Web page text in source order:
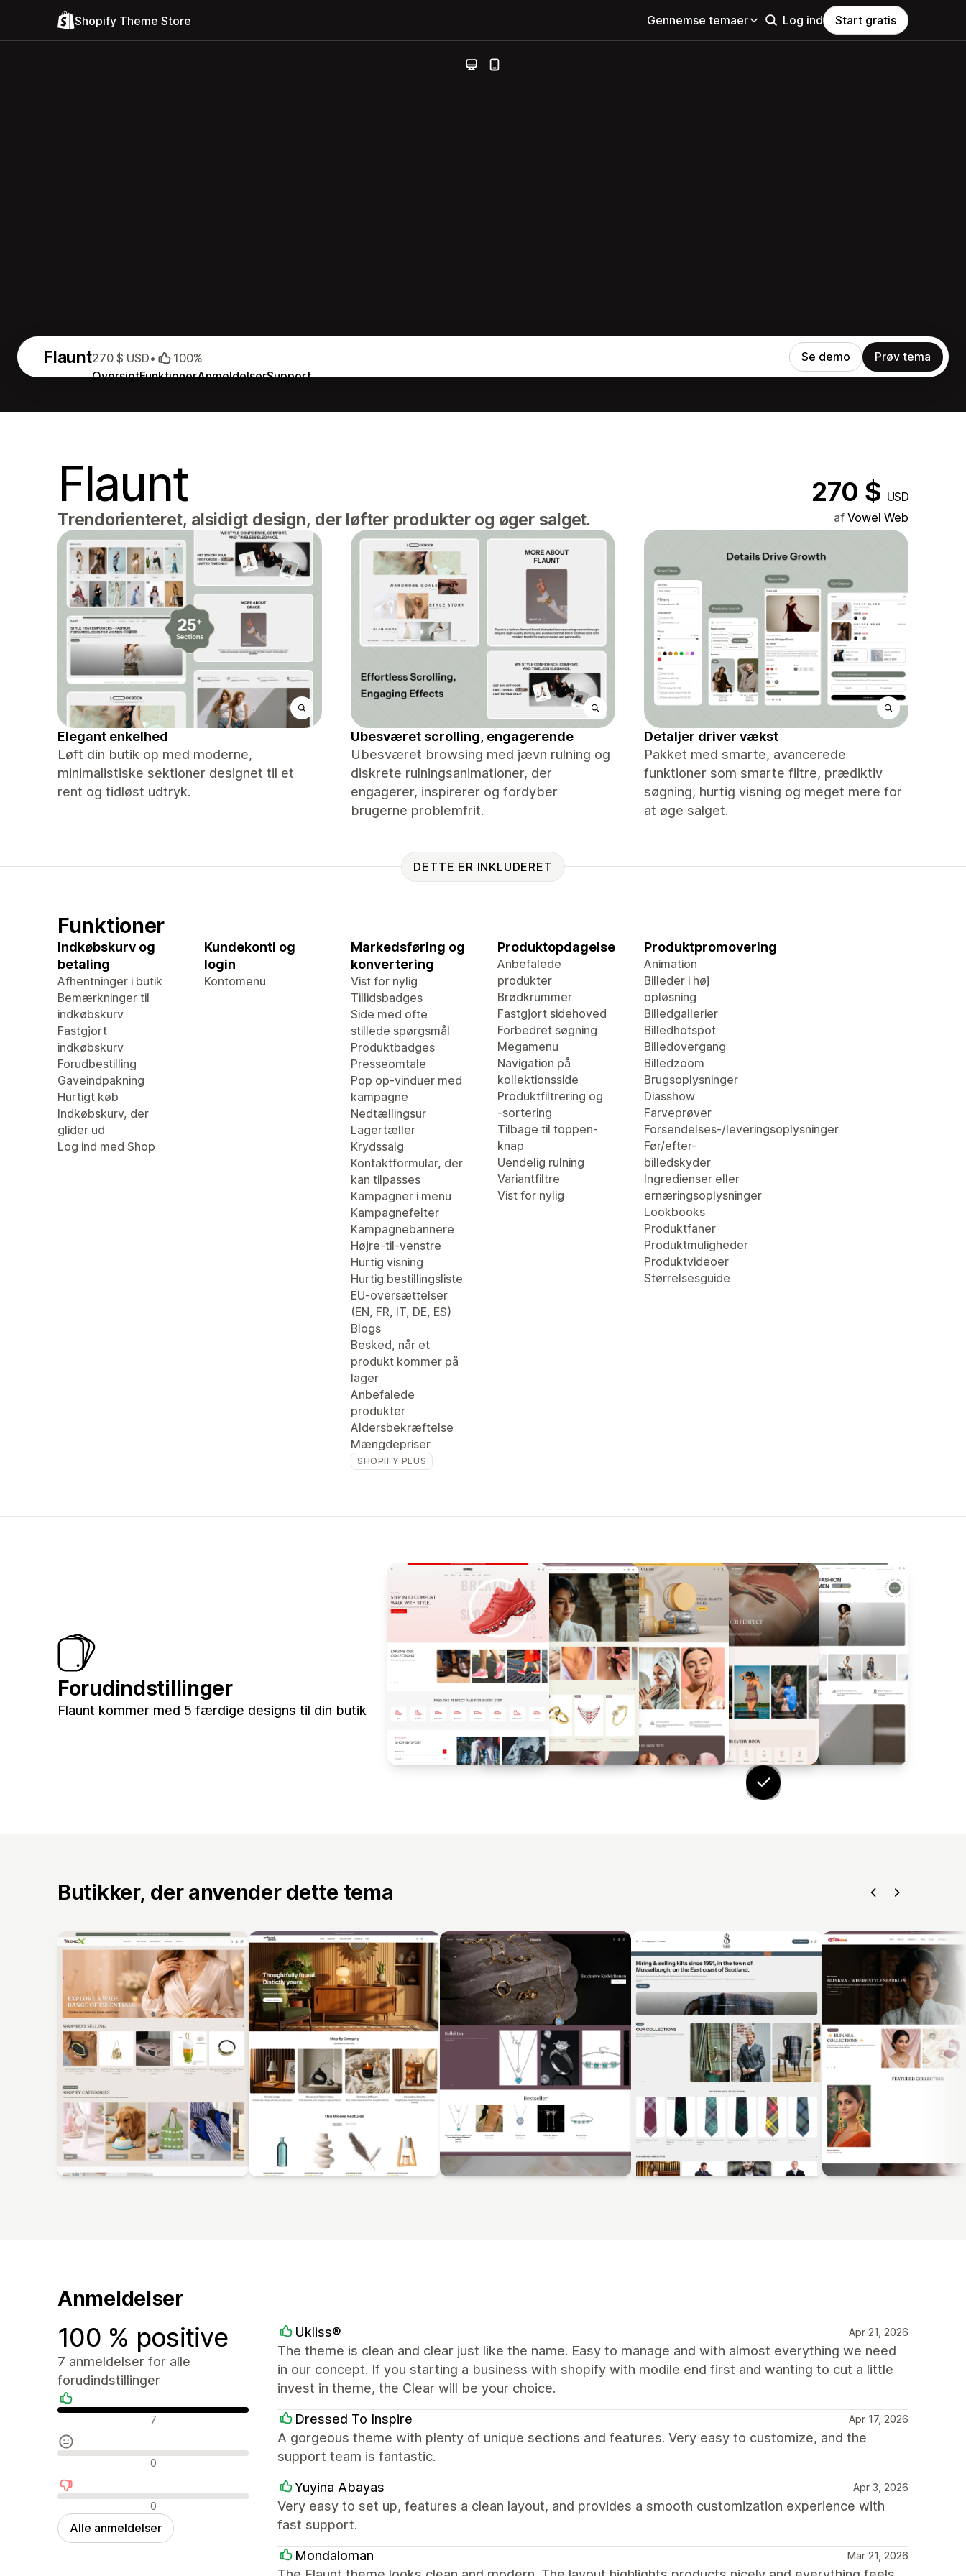
Shopify Theme Store Gennemse temaer Log ind Start gratis
Flaunt
OversigtFunktionerAnmeldelserSupport
270 $ USD• 100% Se demo Prøv tema
Flaunt 270 $ USD
Trendorienteret, alsidigt design, der løfter produkter og øger salget. af Vowel Web
Elegant enkelhed
Løft din butik op med moderne,
minimalistiske sektioner designet til et
rent og tidløst udtryk.
Ubesværet scrolling, engagerende
Ubesværet browsing med jævn rulning og
diskrete rulningsanimationer, der
engagerer, inspirerer og fordyber
brugerne problemfrit.
Detaljer driver vækst
Pakket med smarte, avancerede
funktioner som smarte filtre, prædiktiv
søgning, hurtig visning og meget mere for
at øge salget.
DETTE ER INKLUDERET
Funktioner
Indkøbskurv og
betaling
Afhentninger i butik
Bemærkninger til
indkøbskurv
Fastgjort
indkøbskurv
Forudbestilling
Gaveindpakning
Hurtigt køb
Indkøbskurv, der
glider ud
Log ind med Shop
Kundekonti og
login
Kontomenu
Markedsføring og
konvertering
Vist for nylig
Tillidsbadges
Side med ofte
stillede spørgsmål
Produktbadges
Presseomtale
Pop op-vinduer med
kampagne
Nedtællingsur
Lagertæller
Krydssalg
Kontaktformular, der
kan tilpasses
Kampagner i menu
Kampagnefelter
Kampagnebannere
Højre-til-venstre
Hurtig visning
Hurtig bestillingsliste
EU-oversættelser
(EN, FR, IT, DE, ES)
Blogs
Besked, når et
produkt kommer på
lager
Anbefalede
produkter
Aldersbekræftelse
Mængdepriser
SHOPIFY PLUS
Produktopdagelse
Anbefalede
produkter
Brødkrummer
Fastgjort sidehoved
Forbedret søgning
Megamenu
Navigation på
kollektionsside
Produktfiltrering og
-sortering
Tilbage til toppen-
knap
Uendelig rulning
Variantfiltre
Vist for nylig
Produktpromovering
Animation
Billeder i høj
opløsning
Billedgallerier
Billedhotspot
Billedovergang
Billedzoom
Brugsoplysninger
Diasshow
Farveprøver
Forsendelses-/leveringsoplysninger
Før/efter-
billedskyder
Ingredienser eller
ernæringsoplysninger
Lookbooks
Produktfaner
Produktmuligheder
Produktvideoer
Størrelsesguide
Forudindstillinger
Flaunt kommer med 5 færdige designs til din butik
Butikker, der anvender dette tema
Anmeldelser
100 % positive
7 anmeldelser for alle
forudindstillinger
Positive anmeldelser
7
Neutrale anmeldelser
0
Negative anmeldelser
0
Alle anmeldelser
Ukliss® Apr 21, 2026
The theme is clean and clear just like the name. Easy to manage and with almost everything we need
in our concept. If you starting a business with shopify with modile end first and wanting to cut a little
invest in theme, the Clear will be your choice.
Dressed To Inspire Apr 17, 2026
A gorgeous theme with plenty of unique sections and features. Very easy to customize, and the
support team is fantastic.
Yuyina Abayas Apr 3, 2026
Very easy to set up, features a clean layout, and provides a smooth customization experience with
fast support.
Mondaloman Mar 21, 2026